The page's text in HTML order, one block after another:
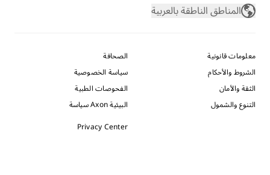
المناطق الناطقة بالعربية
معلومات قانونية
الصحافة
الشروط والأحكام
سياسة الخصوصية
الثقة والأمان
الفحوصات الطبية
التنوع والشمول
البيئية Axon سياسة
Privacy Center